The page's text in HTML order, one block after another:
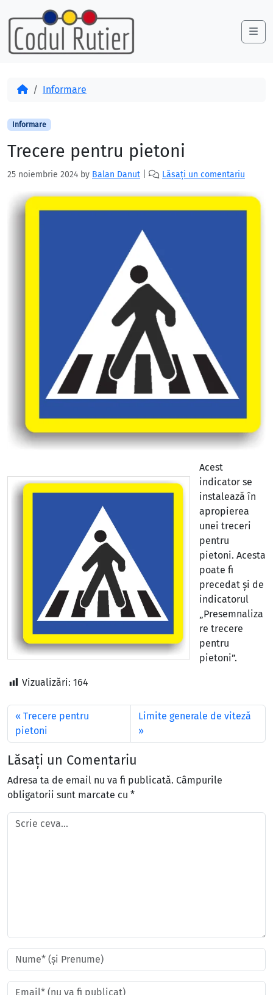
Skip to content
Skip to footer
AcasăInformare
Informare
Trecere pentru pietoni
25 noiembrie 2024 by Balan Danut Lăsați un comentariu
Acest
indicator se
instalează în
apropierea
unei treceri
pentru
pietoni. Acesta
poate fi
precedat și de
indicatorul
„Presemnaliza
re trecere
pentru
pietoni”.
Vizualizări: 164
Trecere pentru
pietoni
Limite generale de viteză
Lăsați un Comentariu
Adresa ta de email nu va fi publicată. Câmpurile
obligatorii sunt marcate cu *